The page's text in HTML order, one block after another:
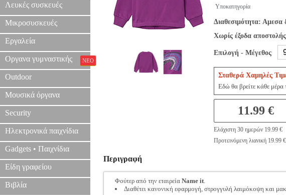
Λευκές συσκευές
Μικροσυσκευές
Εργαλεία
Οργανα γυμναστικής ΝΕΟ
Outdoor
Μουσικά όργανα
Security
Ηλεκτρονικά παιχνίδια
Gadgets • Παιχνίδια
Είδη γραφείου
Βιβλία
Υποκατηγορία
Διαθεσιμότητα: Αμεσα
Χωρίς έξοδα
Επιλογή - Μέγεθος
Σταθερά Χαμηλές
Εδώ θα βρείτε κάθε μέρα
11.99 €
Ελάχιστη 30 ημερών 19.99 €
Προτεινόμενη λιανική 19.99 €
Περιγραφή
Φούτερ από την εταιρεία Name it.
Διαθέτει κανονική εφαρμογή, στρογγυλή λαιμόκοψη και